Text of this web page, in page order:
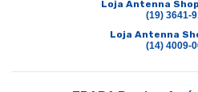
Loja Antenna
(19) 3641-
Loja Antenna
(14) 4009-